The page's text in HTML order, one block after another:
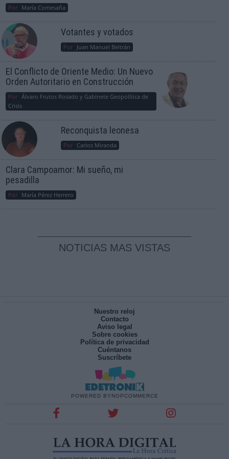
Por María Comesaña
Votantes y votados
Por Juan Manuel Beltrán
El Conflicto de Oriente Medio: Un Nuevo
Orden Autoritario en Construcción
Por Álvaro Frutos Rosado y Gabinete Geopolítica de
Crisis
Reconquista leonesa
Por Carlos Miranda
Clara Campoamor: Mi sueño, mi
pesadilla
Por María Pérez Herrero
NOTICIAS MAS VISTAS
Nuestro reloj
Contacto
Aviso legal
Sobre cookies
Política de privacidad
Cuéntanos
Suscríbete
POWERED BY NOPCOMMERCE